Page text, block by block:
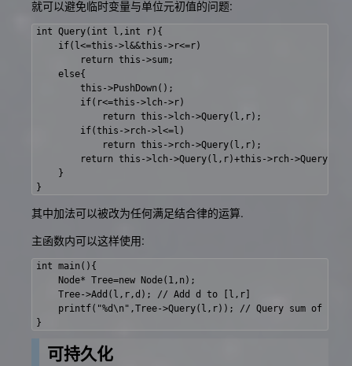
就可以避免临时变量与单位元初值的问题:
int Query(int l,int r){
    if(l<=this->l&&this->r<=r)
        return this->sum;
    else{
        this->PushDown();
        if(r<=this->lch->r)
            return this->lch->Query(l,r);
        if(this->rch->l<=l)
            return this->rch->Query(l,r);
return this->lch->Query(l,r)+this->rch-
    }
其中加法可以被改为任何满足结合律的运算.
主函数内可以这样使用:
int main(){
    Node* Tree=new Node(1,n);
    Tree->Add(l,r,d); // Add d to [l,r]
printf("%d\n",Tree->Query(l,r)); // Query sum of
可持久化